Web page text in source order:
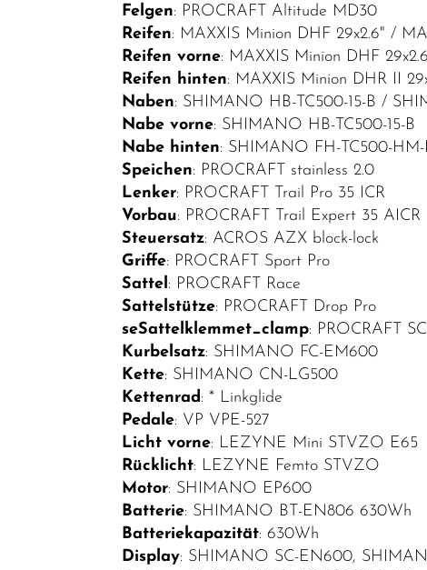
Felgen: PROCRAFT Altitude MD30
Reifen: MAXXIS Minion DHF 29x2.6" /
Reifen vorne: MAXXIS Minion DHF
Reifen hinten: MAXXIS Minion DHR II
Naben: SHIMANO HB-TC500-15-B /
Nabe vorne: SHIMANO HB-TC500-15-B
Nabe hinten: SHIMANO FH-TC500-HM-
Speichen: PROCRAFT stainless 2.0
Lenker: PROCRAFT Trail Pro 35 ICR
Vorbau: PROCRAFT Trail Expert 35 AICR
Steuersatz: ACROS AZX block-lock
Griffe: PROCRAFT Sport Pro
Sattel: PROCRAFT Race
Sattelstütze: PROCRAFT Drop Pro
seSattelklemmet_clamp: PROCRAFT
Kurbelsatz: SHIMANO FC-EM600
Kette: SHIMANO CN-LG500
Kettenrad: * Linkglide
Pedale: VP VPE-527
Licht vorne: LEZYNE Mini STVZO E65
Rücklicht: LEZYNE Femto STVZO
Motor: SHIMANO EP600
Batterie: SHIMANO BT-EN806 630Wh
Batteriekapazität: 630Wh
Display: SHIMANO SC-EN600,